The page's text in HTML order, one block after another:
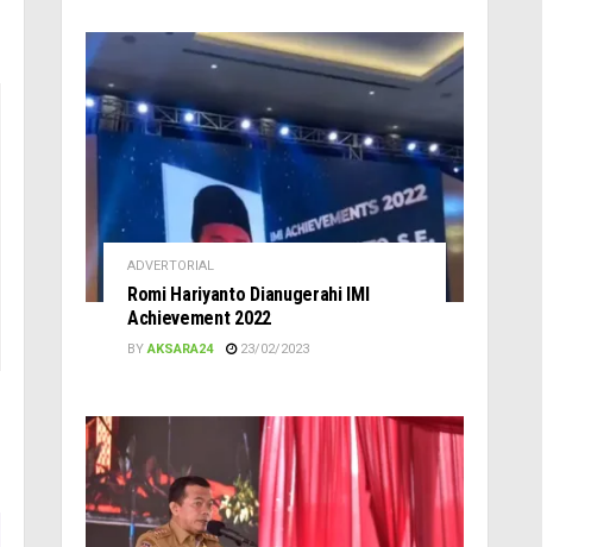
ADVERTORIAL
Romi Hariyanto Dianugerahi IMI
Achievement 2022
BY AKSARA24 23/02/2023